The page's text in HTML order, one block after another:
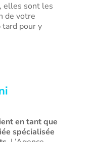
elles sont les
de votre
pour y
en tant que
spécialisée